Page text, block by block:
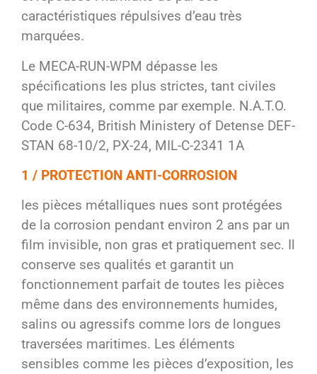
caractéristiques répulsives d’eau très
marquées.
Le MECA-RUN-WPM dépasse les
spécifications les plus strictes, tant civiles
que militaires, comme par exemple. N.A.T.O.
Code C-634, British Ministery of Detense DEF-
STAN 68-10/2, PX-24, MIL-C-2341 1A
1 / PROTECTION ANTI-CORROSION
les pièces métalliques nues sont protégées
de la corrosion pendant environ 2 ans par un
film invisible, non gras et pratiquement sec. Il
conserve ses qualités et garantit un
fonctionnement parfait de toutes les pièces
même dans des environnements humides,
salins ou agressifs comme lors de longues
traversées maritimes. Les éléments
sensibles comme les pièces d’exposition, les